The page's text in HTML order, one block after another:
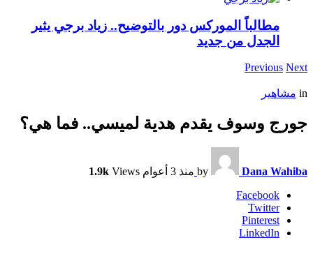
مطالباً الموركس دور بالتوضيح.. زياد برجي يثير
الجدل من جديد
Previous Next
in مشاهير
جورج وسوف يقدم هدية لميسي.. فما هي؟
by Dana Wahiba منذ 3 أعوام 1.9k Views
Facebook
Twitter
Pinterest
LinkedIn